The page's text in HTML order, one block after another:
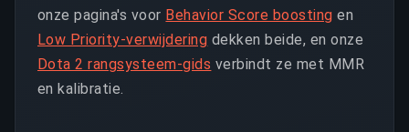
onze pagina's voor Behavior Score boosting en
Low Priority-verwijdering dekken beide, en onze
Dota 2 rangsysteem-gids verbindt ze met MMR
en kalibratie.